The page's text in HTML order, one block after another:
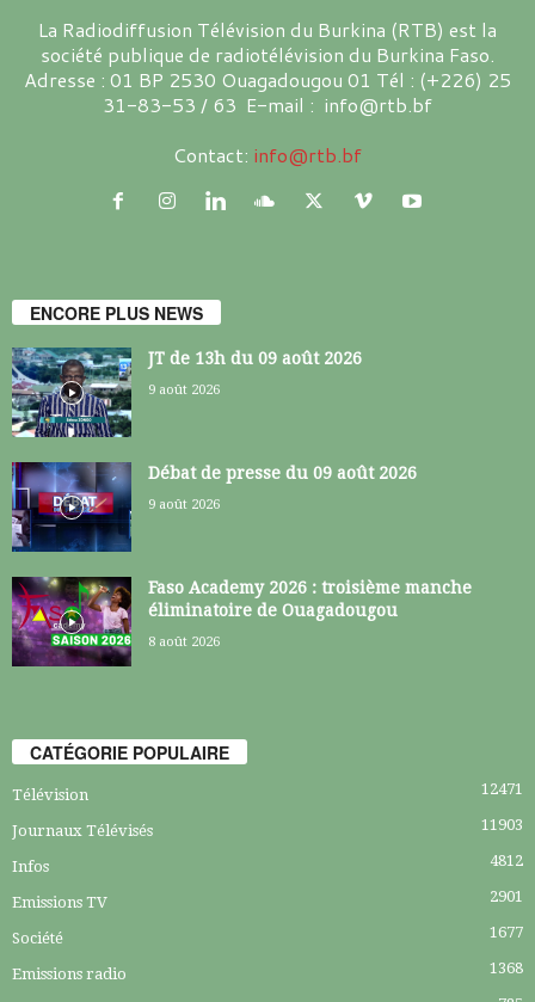
La Radiodiffusion Télévision du Burkina (RTB) est la
société publique de radiotélévision du Burkina Faso.
Adresse : 01 BP 2530 Ouagadougou 01 Tél : (+226) 25
31-83-53 / 63 E-mail : info@rtb.bf
Contact: info@rtb.bf
ENCORE PLUS NEWS
JT de 13h du 09 août 2026
9 août 2026
Débat de presse du 09 août 2026
9 août 2026
Faso Academy 2026 : troisième manche
éliminatoire de Ouagadougou
8 août 2026
CATÉGORIE POPULAIRE
Télévision 12471
Journaux Télévisés 11903
Infos 4812
Emissions TV 2901
Société 1677
Emissions radio 1368